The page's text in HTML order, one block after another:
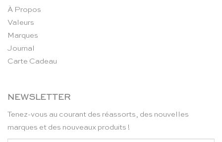
À Propos
Valeurs
Marques
Journal
Carte Cadeau
NEWSLETTER
Tenez-vous au courant des réassorts, des nouvelles
marques et des nouveaux produits !